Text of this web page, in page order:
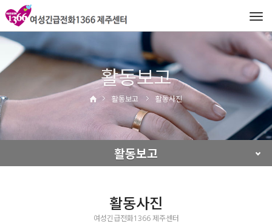
활동보고
활동보고 활동사진
활동보고
활동사진
여성긴급전화1366 제주센터